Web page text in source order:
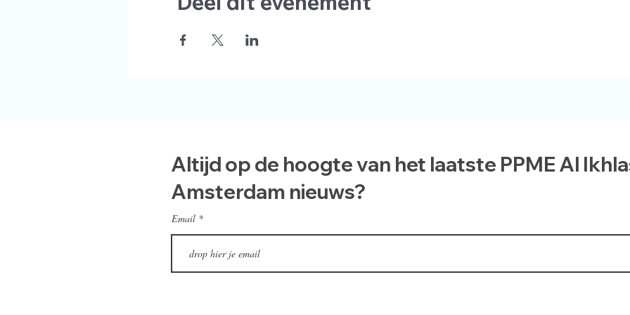
Altijd op de hoogte van het laatste PPME Al
Amsterdam nieuws?
Email